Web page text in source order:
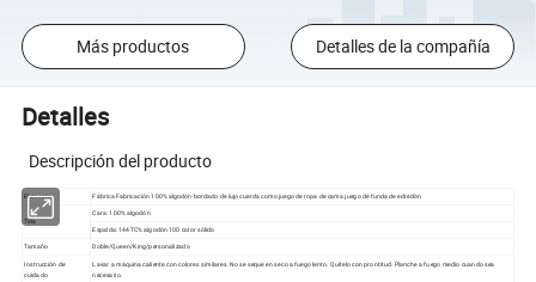
Más productos Detalles de la compañía
Detalles
Descripción del producto
Elemento Fábrica Fabricación 100% algodón bordado de lujo cuerda como juego de ropa de cama juego de funda de edredón
Tela
Cara: 100% algodón
Espalda: 144TC% algodón 100 color sólido
Tamaño
Doble/Queen/King/personalizado
Instrucción de
cuidado
Lavar a máquina caliente con colores similares. No se seque en seco a fuego lento. Quítelo con prontitud. Planche a fuego medio cuando sea
necesario.